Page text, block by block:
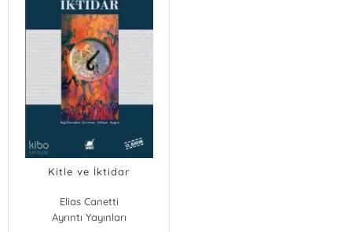
Kitle ve İktidar
Elias Canetti
Ayrıntı Yayınları